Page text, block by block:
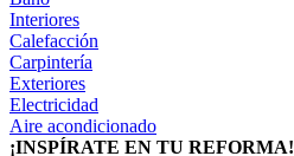
Interiores
Calefacción
Carpintería
Exteriores
Electricidad
Aire acondicionado
¡INSPÍRATE EN TU REFORMA!